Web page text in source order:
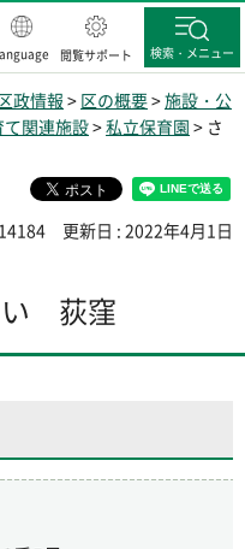
閲覧サポート 検索・メニュー
政情報 > 区の概要>施設・公
て関連施設>私立保育園 > さ
更新日 : 2022年4月1日
い 荻窪